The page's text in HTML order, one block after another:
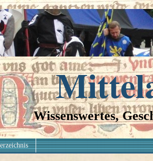
Wissenswertes,